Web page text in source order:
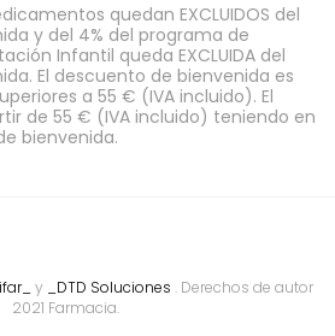
quedan EXCLUIDOS del
y del 4% del programa de
Infantil queda EXCLUIDA del
El descuento de bienvenida es
a 55 € (IVA incluido). El
de 55 € (IVA incluido) teniendo en
bienvenida.
y _DTD Soluciones . Derechos de autor
2021 Farmacia.